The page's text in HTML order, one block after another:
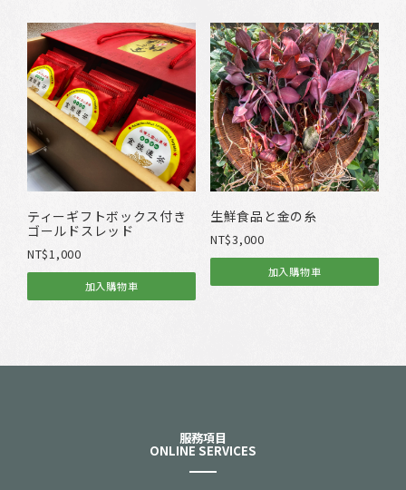
：
N
T
$
2
0
0
到
N
T
$
0
0
產
品
有
多
種
式
。
可
在
品
頁
面
選
ティーギフトボックス付き
ゴールドスレッド
NT$1,000
加入購物車
生鮮食品と金の糸
NT$3,000
加入購物車
服務項目
ONLINE SERVICES